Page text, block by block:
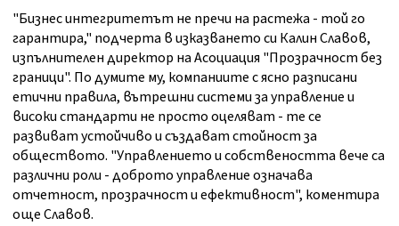
"Бизнес интегритетът не пречи на растежа - той го
гарантира," подчерта в изказването си Калин Славов,
изпълнителен директор на Асоциация "Прозрачност без
граници". По думите му, компаниите с ясно разписани
етични правила, вътрешни системи за управление и
високи стандарти не просто оцеляват - те се
развиват устойчиво и създават стойност за
обществото. "Управлението и собствеността вече са
различни роли - доброто управление означава
отчетност, прозрачност и ефективност", коментира
още Славов.